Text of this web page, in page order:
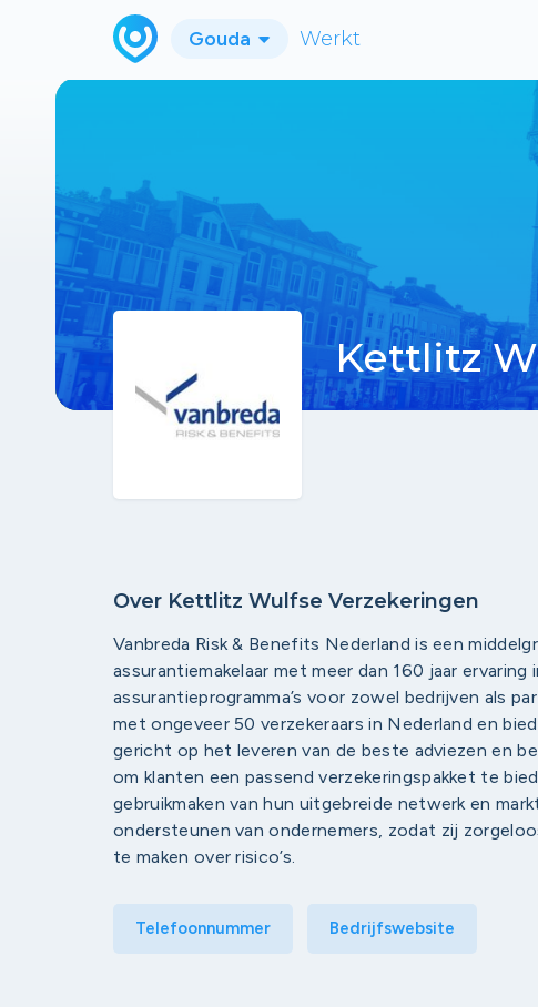
Gouda Werkt
Kettlitz
Over Kettlitz Wulfse Verzekeringen
Vanbreda Risk & Benefits Nederland is een
assurantiemakelaar met meer dan 160 jaar ervaring
assurantieprogramma’s voor zowel bedrijven als
met ongeveer 50 verzekeraars in Nederland en
gericht op het leveren van de beste adviezen en
om klanten een passend verzekeringspakket te
gebruikmaken van hun uitgebreide netwerk en
ondersteunen van ondernemers, zodat zij
te maken over risico’s.
Telefoonnummer Bedrijfswebsite